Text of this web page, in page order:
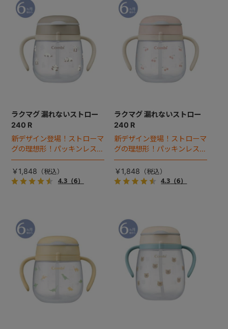
ラクマグ 漏れないストロー
240 R
新デザイン登場！ストローマ
グの理想形！パッキンレス構
造で付けはずしやお手入れが
ラクな、スタンダードボト
ル。
￥1,848
4.3（6）
ラクマグ 漏れないストロー
240 R
新デザイン登場！ストローマ
グの理想形！パッキンレス構
造で付けはずしやお手入れが
ラクな、スタンダードボト
ル。
￥1,848
4.3 （6）